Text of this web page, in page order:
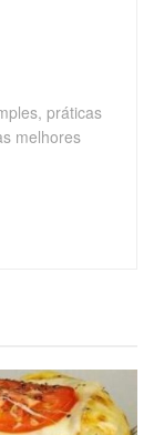
práticas
melhores